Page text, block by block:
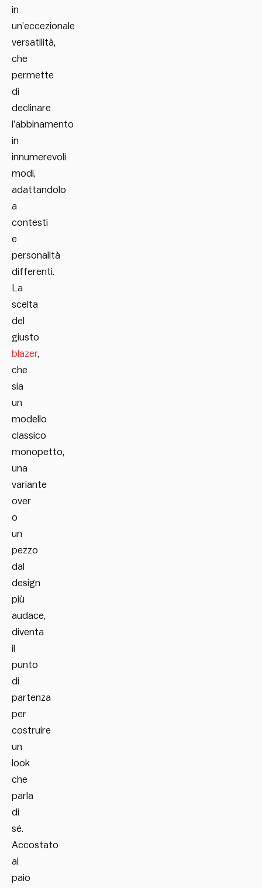
in
un’eccezionale
versatilità,
che
permette
di
declinare
l’abbinamento
in
innumerevoli
modi,
adattandolo
a
contesti
e
personalità
differenti.
La
scelta
del
giusto
blazer,
che
sia
un
modello
classico
monopetto,
una
variante
over
o
un
pezzo
dal
design
più
audace,
diventa
il
punto
di
partenza
per
costruire
un
look
che
parla
di
sé.
Accostato
al
paio